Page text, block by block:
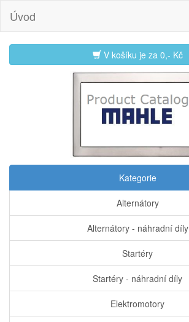
Úvod
V košíku je za 0,- Kč
Kategorie
Alternátory
Alternátory - náhradní díly
Startéry
Startéry - náhradní díly
Elektromotory